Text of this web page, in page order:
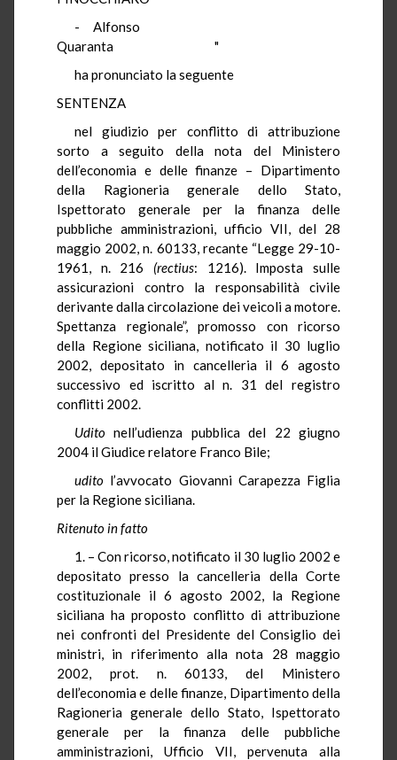
- Alfonso
Quaranta "
ha pronunciato la seguente
SENTENZA
nel giudizio per conflitto di attribuzione
sorto a seguito della nota del Ministero
dell’economia e delle finanze – Dipartimento
della Ragioneria generale dello Stato,
Ispettorato generale per la finanza delle
pubbliche amministrazioni, ufficio VII, del 28
maggio 2002, n. 60133, recante “Legge 29-10-
1961, n. 216 (rectius: 1216). Imposta sulle
assicurazioni contro la responsabilità civile
derivante dalla circolazione dei veicoli a motore.
Spettanza regionale”, promosso con ricorso
della Regione siciliana, notificato il 30 luglio
2002, depositato in cancelleria il 6 agosto
successivo ed iscritto al n. 31 del registro
conflitti 2002.
Uditonell’udienza pubblica del 22 giugno
2004 il Giudice relatore Franco Bile;
udito l’avvocato Giovanni Carapezza Figlia
per la Regione siciliana.
Ritenuto in fatto
1. – Con ricorso, notificato il 30 luglio 2002 e
depositato presso la cancelleria della Corte
costituzionale il 6 agosto 2002, la Regione
siciliana ha proposto conflitto di attribuzione
nei confronti del Presidente del Consiglio dei
ministri, in riferimento alla nota 28 maggio
2002, prot. n. 60133, del Ministero
dell’economia e delle finanze, Dipartimento della
Ragioneria generale dello Stato, Ispettorato
generale per la finanza delle pubbliche
amministrazioni, Ufficio VII, pervenuta alla